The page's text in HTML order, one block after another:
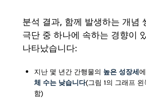
분석 결과, 함께 발생하는 개념
극단 중 하나에 속하는 경향이
나타났습니다:
지난 몇 년간 간행물의 높은 성장세
체 수는 낮습니다(그림 1의 그래프
함)